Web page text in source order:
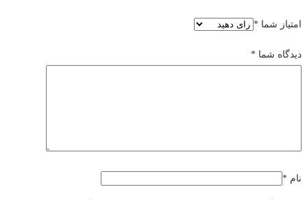
امتیاز شما *
دیدگاه شما *
نام *